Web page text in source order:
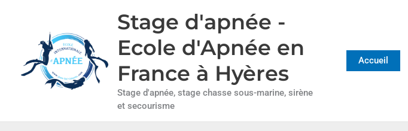
Stage d'apnée -
Ecole d'Apnée en
France à Hyères
Stage d'apnée, stage chasse sous-marine, sirène
et secourisme
Accueil